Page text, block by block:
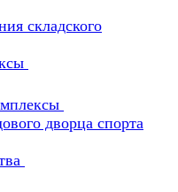
складского
дворца спорта